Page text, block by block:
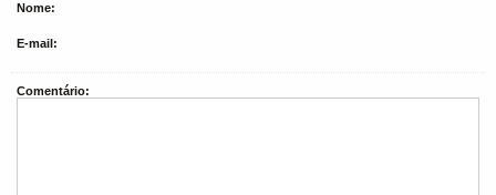
Nome:
E-mail:
Comentário: